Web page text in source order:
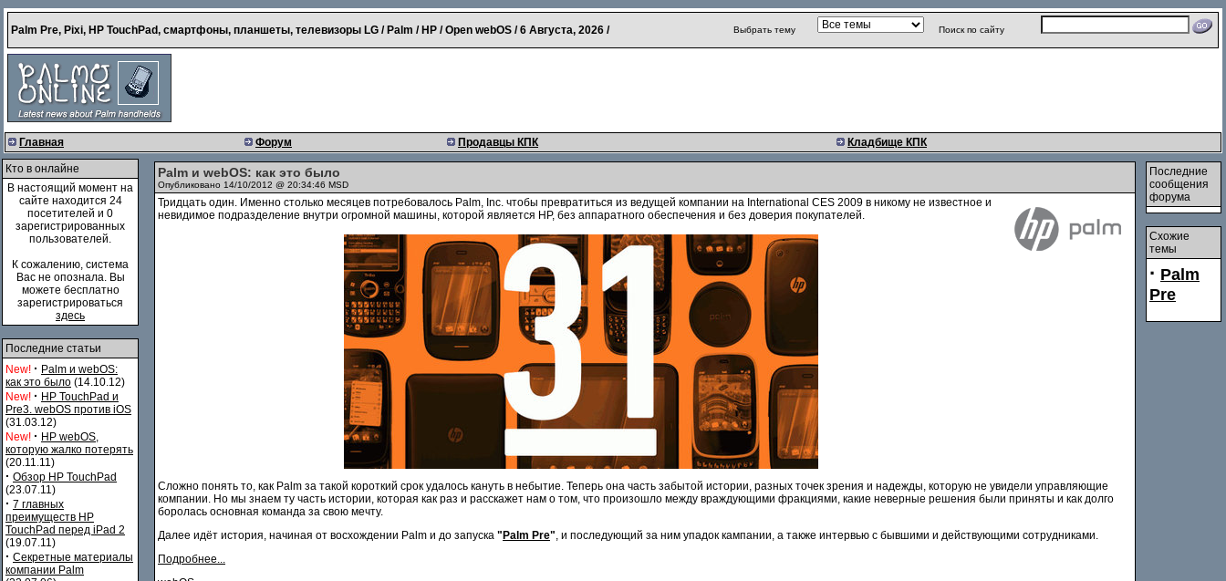
Palm Pre, Pixi, HP TouchPad, смартфоны, планшеты, телевизоры LG / Palm / HP / Open webOS /6 Августа, 2026 / Выбрать тему Поиск по сайту
Главная Форум Продавцы КПК Кладбище КПК
Кто в онлайне
В настоящий момент на
сайте находится 24
посетителей и 0
зарегистрированных
пользователей.
К сожалению, система
Вас не опознала. Вы
можете бесплатно
зарегистрироваться
здесь
Последние статьи
New! · Palm и webOS:
как это было (14.10.12)
New! · HP TouchPad и
Pre3. webOS против iOS
(31.03.12)
New! · HP webOS,
которую жалко потерять
(20.11.11)
· Обзор HP TouchPad
(23.07.11)
· 7 главных
преимуществ HP
TouchPad перед iPad 2
(19.07.11)
· Секретные материалы
компании Palm
Palm и webOS: как это было
Опубликовано 14/10/2012 @ 20:34:46 MSD
Тридцать один. Именно столько месяцев потребовалось Palm, Inc. чтобы превратиться из ведущей компании на International CES 2009 в никому не известное и
невидимое подразделение внутри огромной машины, которой является HP, без аппаратного обеспечения и без доверия покупателей.
Сложно понять то, как Palm за такой короткий срок удалось кануть в небытие. Теперь она часть забытой истории, разных точек зрения и надежды, которую не увидели управляющие
компании. Но мы знаем ту часть истории, которая как раз и расскажет нам о том, что произошло между враждующими фракциями, какие неверные решения были приняты и как долго
боролась основная команда за свою мечту.
Далее идёт история, начиная от восхождении Palm и до запуска " Palm Pre", и последующий за ним упадок кампании, а также интервью с бывшими и действующими сотрудниками.
Подробнее...
Последние
сообщения
форума
Схожие
темы
· Palm
Pre